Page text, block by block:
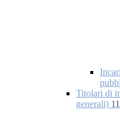
Titolari di
generali) 11